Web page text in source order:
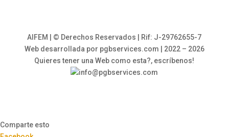
AIFEM | © Derechos Reservados | Rif: J-29762655-7
Web desarrollada por pgbservices.com | 2022 – 2026
Quieres tener una Web como esta?, escríbenos!
info@pgbservices.com
Comparte esto